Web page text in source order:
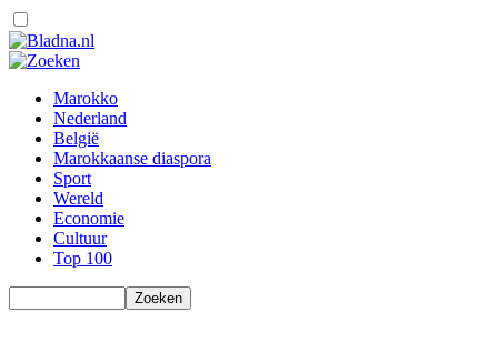
Marokko
Nederland
België
Marokkaanse diaspora
Sport
Wereld
Economie
Cultuur
Top 100